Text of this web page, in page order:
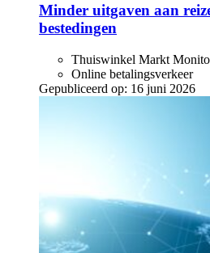
Minder uitgaven aan
bestedingen
Thuiswinkel Markt
Online betalingsverkeer
Gepubliceerd op: 16 juni 2026